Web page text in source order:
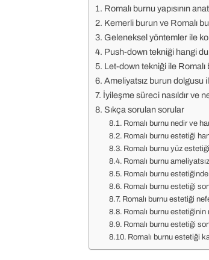
Romalı burnu yapısının
Kemerli burun ve Romalı
Geleneksel yöntemler ile
Push-down tekniği hangi
Let-down tekniği ile Romalı
Ameliyatsız burun dolgusu
İyileşme süreci nasıldır ve
Sıkça sorulan sorular
Romalı burnu nedir ve
Romalı burnu estetiği
Romalı burnu yüz
Romalı burnu
Romalı burnu
Romalı burnu estetiği
Romalı burnu estetiği
Romalı burnu
Romalı burnu estetiği
Romalı burnu estetiği